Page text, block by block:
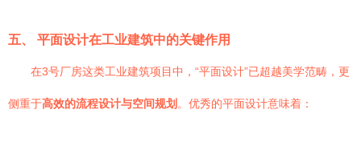
五、 平面设计在工业建筑中的关键作用
在3号厂房这类工业建筑项目中，“平面设计”已超越美学范畴，更
侧重于高效的流程设计与空间规划 。优秀的平面设计意味着：